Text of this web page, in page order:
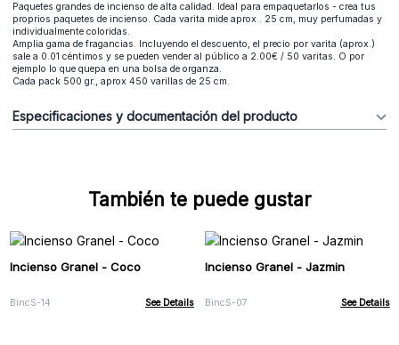
Paquetes grandes de incienso de alta calidad. Ideal para empaquetarlos - crea tus
proprios paquetes de incienso. Cada varita mide aprox . 25 cm, muy perfumadas y
individualmente coloridas.
Amplia gama de fragancias. Incluyendo el descuento, el precio por varita (aprox.)
sale a 0.01 céntimos y se pueden vender al público a 2.00€ / 50 varitas. O por
ejemplo lo que quepa en una bolsa de organza.
Cada pack 500 gr., aprox 450 varillas de 25 cm.
Especificaciones y documentación del producto
También te puede gustar
Incienso Granel - Coco
BincS-14 See Details
Incienso Granel - Jazmin
BincS-07 See Details